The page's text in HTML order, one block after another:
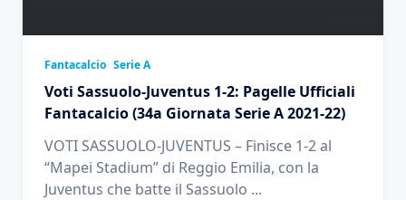
Fantacalcio Serie A
Voti Sassuolo-Juventus 1-2: Pagelle Ufficiali
Fantacalcio (34a Giornata Serie A 2021-22)
VOTI SASSUOLO-JUVENTUS – Finisce 1-2 al
“Mapei Stadium” di Reggio Emilia, con la
Juventus che batte il Sassuolo ...